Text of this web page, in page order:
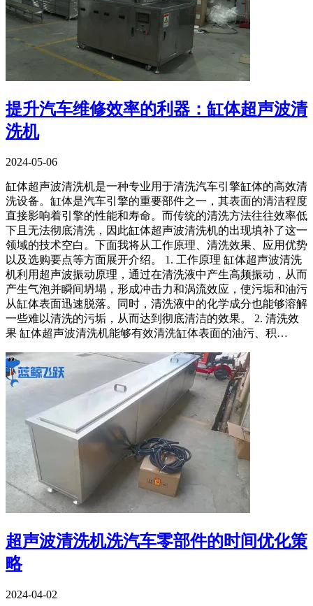
提升汽车维修效率的利器：缸体超声波清
洗机
2024-05-06
缸体超声波清洗机是一种专业用于清洗汽车引擎缸体的高效清
洗设备。缸体是汽车引擎的重要部件之一，其表面的清洁程度
直接影响着引擎的性能和寿命。而传统的清洗方法往往效率低
下且无法彻底清洗，因此缸体超声波清洗机的出现填补了这一
领域的技术空白。下面我将从工作原理、清洗效果、应用优势
以及选购要点等方面展开介绍。 1. 工作原理 缸体超声波清洗
机利用超声波振动原理，通过在清洗液中产生高频振动，从而
产生气泡并瞬间坍塌，形成冲击力和涡流效应，使污垢和油污
从缸体表面迅速脱落。同时，清洗液中的化学成分也能够溶解
一些难以清洗的污垢，从而达到彻底清洁的效果。 2. 清洗效
果 缸体超声波清洗机能够有效清洗缸体表面的油污、积…
超声波清洗机洗汽车零部件的时间优化策
略
2024-04-02